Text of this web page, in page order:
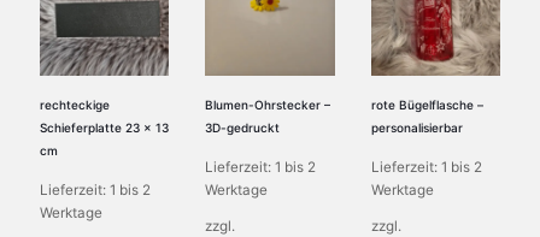
Varianten
Optionen
können
auf
Produktseite
gewählt
werden
Varianten
auf.
Die
Optionen
können
auf
Produktseite
gewählt
werden
rechteckige
Schieferplatte 23 x 13
cm
Lieferzeit: 1 bis 2
Werktage
Blumen-Ohrstecker –
3D-gedruckt
Lieferzeit:1 bis 2
Werktage
zzgl.
rote Bügelflasche –
personalisierbar
Lieferzeit: 1 bis 2
Werktage
zzgl.